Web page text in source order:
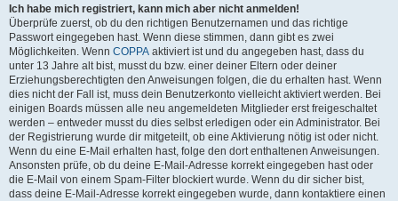
Ich habe mich registriert, kann mich aber nicht anmelden!
Überprüfe zuerst, ob du den richtigen Benutzernamen und das richtige
Passwort eingegeben hast. Wenn diese stimmen, dann gibt es zwei
Möglichkeiten. Wenn COPPA aktiviert ist und du angegeben hast, dass du
unter 13 Jahre alt bist, musst du bzw. einer deiner Eltern oder deiner
Erziehungsberechtigten den Anweisungen folgen, die du erhalten hast. Wenn
dies nicht der Fall ist, muss dein Benutzerkonto vielleicht aktiviert werden. Bei
einigen Boards müssen alle neu angemeldeten Mitglieder erst freigeschaltet
werden – entweder musst du dies selbst erledigen oder ein Administrator. Bei
der Registrierung wurde dir mitgeteilt, ob eine Aktivierung nötig ist oder nicht.
Wenn du eine E-Mail erhalten hast, folge den dort enthaltenen Anweisungen.
Ansonsten prüfe, ob du deine E-Mail-Adresse korrekt eingegeben hast oder
die E-Mail von einem Spam-Filter blockiert wurde. Wenn du dir sicher bist,
dass deine E-Mail-Adresse korrekt eingegeben wurde, dann kontaktiere einen